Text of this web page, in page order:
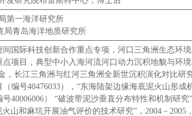
第一海洋研究所
局青岛海洋地质研究所
间国际科技创新合作重点专项，河口三角洲生态环
点项目，典型中小入海河流河口动力沉积地貌与环境
，长江三角洲与红河三角洲全新世沉积演化对比研
编号40476033），“东海陆架边缘海底泥火山形成
40006006） “破波带泥沙垂直分布特性和机制研究”
火山和麻坑开展油气评价的技术研究”，2004－2005